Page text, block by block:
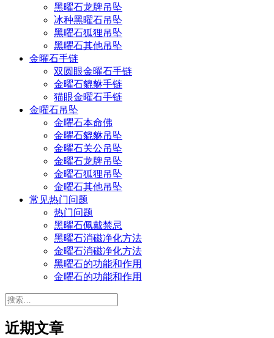
黑曜石龙牌吊坠
冰种黑曜石吊坠
黑曜石狐狸吊坠
黑曜石其他吊坠
金曜石手链
双圆眼金曜石手链
金曜石貔貅手链
猫眼金曜石手链
金曜石吊坠
金曜石本命佛
金曜石貔貅吊坠
金曜石关公吊坠
金曜石龙牌吊坠
金曜石狐狸吊坠
金曜石其他吊坠
常见热门问题
热门问题
黑曜石佩戴禁忌
黑曜石消磁净化方法
金曜石消磁净化方法
黑曜石的功能和作用
金曜石的功能和作用
搜
近期文章